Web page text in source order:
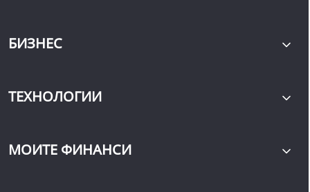
БИЗНЕС
ТЕХНОЛОГИИ
МОИТЕ ФИНАНСИ